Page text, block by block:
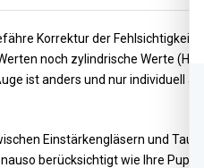
Korrektur der Fehlsichtigkeit,
noch zylindrische Werte
ist anders und nur individuell
Einstärkengläsern und
berücksichtigt wie Ihre